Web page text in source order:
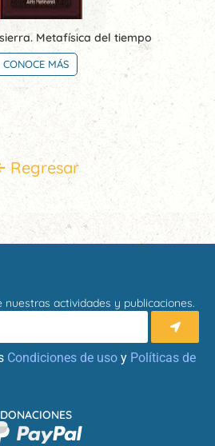
Metafísica del tiempo
CONOCE MÁS
Regresar
nuestras actividades y publicaciones.
Condiciones de uso y Políticas de
DONACIONES